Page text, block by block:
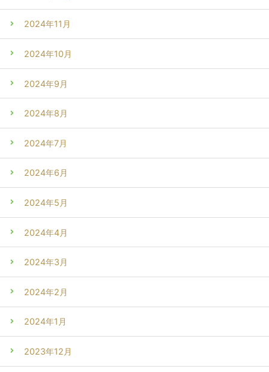
2024年11月
2024年10月
2024年9月
2024年8月
2024年7月
2024年6月
2024年5月
2024年4月
2024年3月
2024年2月
2024年1月
2023年12月